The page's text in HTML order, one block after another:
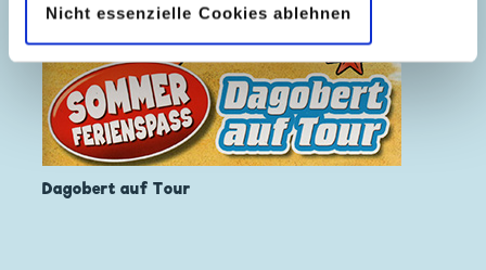
Nicht essenzielle Cookies ablehnen
Dagobert auf Tour